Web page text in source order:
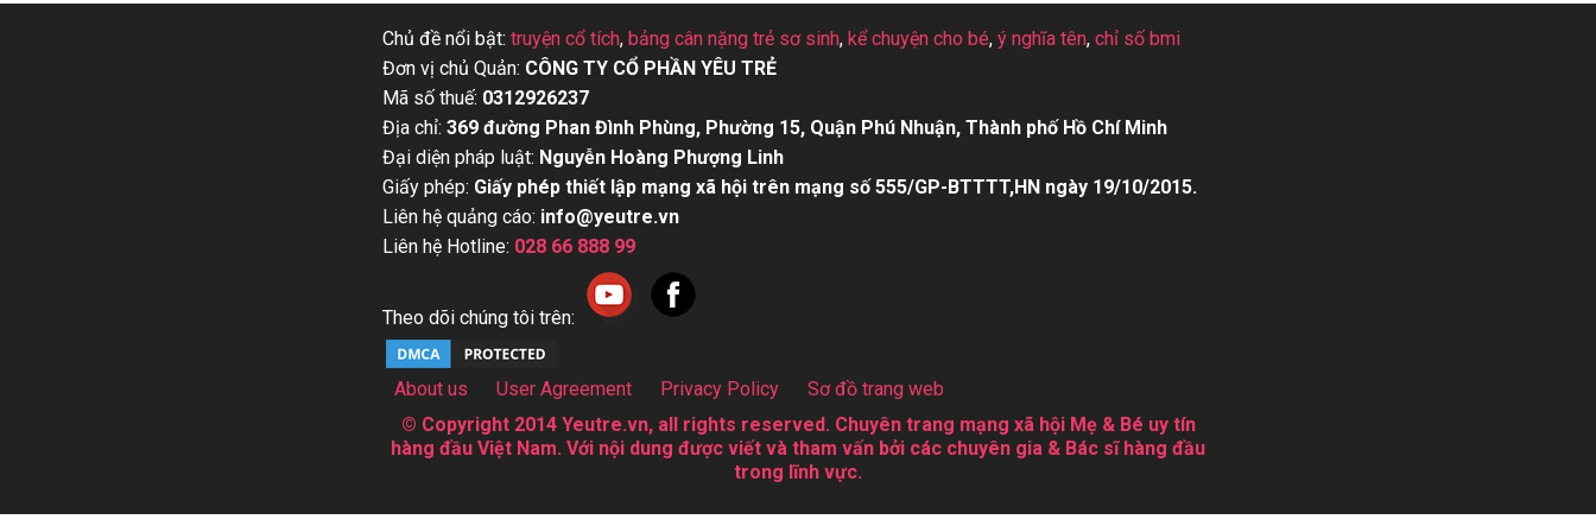
Chủ đề nổi bật: truyện cổ tích, bảng cân nặng trẻ sơ sinh, kể chuyện cho bé, ý nghĩa tên, chỉ số bmi
Đơn vị chủ Quản: CÔNG TY CỔ PHẦN YÊU TRẺ
Mã số thuế: 0312926237
Địa chỉ: 369 đường Phan Đình Phùng, Phường 15, Quận Phú Nhuận, Thành phố Hồ Chí Minh
Đại diện pháp luật: Nguyễn Hoàng Phượng Linh
Giấy phép: Giấy phép thiết lập mạng xã hội trên mạng số 555/GP-BTTTT,HN ngày 19/10/2015.
Liên hệ quảng cáo: info@yeutre.vn
Liên hệ Hotline: 028 66 888 99
Theo dõi chúng tôi trên:
About us User Agreement Privacy Policy
Sơ đồ trang web
© Copyright 2014 Yeutre.vn, all rights reserved. Chuyên trang mạng xã hội Mẹ & Bé uy tín
hàng đầu Việt Nam. Với nội dung được viết và tham vấn bởi các chuyên gia & Bác sĩ hàng đầu
trong lĩnh vực.